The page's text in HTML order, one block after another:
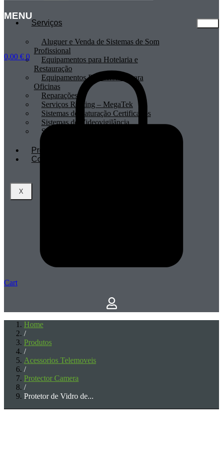
MENU
Serviços
Aluguer e Venda de Sistemas de Som
Profissional
Equipamentos para Hotelaria e
Restauração
Equipamentos Profissionais para
Oficinas
Reparações
Serviços Renting – MegaTek
Sistemas de Faturação Certificados
Sistemas de Videovigilância
Sistemas POS
Profissionais
Contactos
X
0,00 € 0
Cart
Home
/
Produtos
/
Acessorios Telemoveis
/
Protector Camera
/
Protetor de Vidro de...